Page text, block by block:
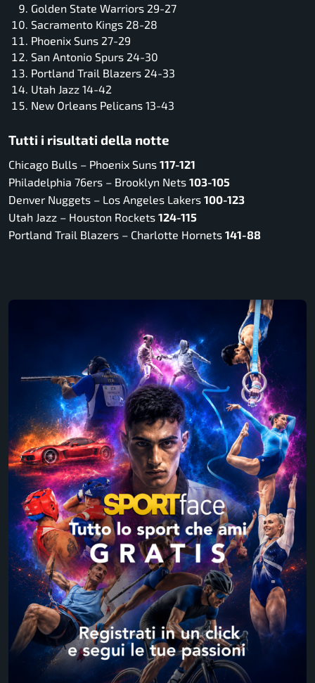
Golden State Warriors 29-27
Sacramento Kings 28-28
Phoenix Suns 27-29
San Antonio Spurs 24-30
Portland Trail Blazers 24-33
Utah Jazz 14-42
New Orleans Pelicans 13-43
Tutti i risultati della notte
Chicago Bulls – Phoenix Suns 117-121
Philadelphia 76ers – Brooklyn Nets 103-105
Denver Nuggets – Los Angeles Lakers 100-123
Utah Jazz – Houston Rockets 124-115
Portland Trail Blazers – Charlotte Hornets 141-88